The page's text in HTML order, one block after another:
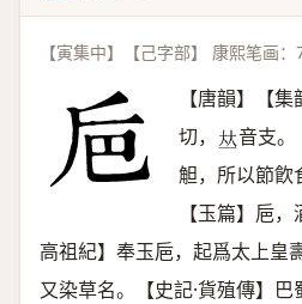
【寅集中】【己字部】 康熙笔画
【唐韻】【
切， 𠀤音支。
觛，所以節飮
【玉篇】巵
高祖紀】奉玉巵，起爲太上皇壽
又染草名。【史記·貨殖傳】巴